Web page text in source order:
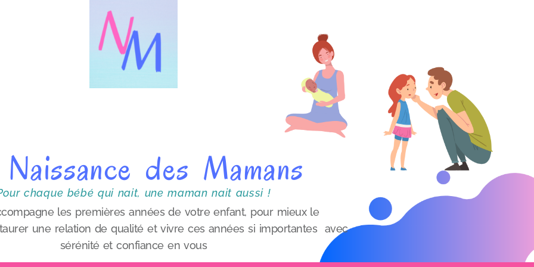
des Mamans
chaque bébé qui nait, une maman nait aussi !
les premières années de votre enfant, pour mieux le
une relation de qualité et vivre ces années si importantes avec
sérénité et confiance en vous